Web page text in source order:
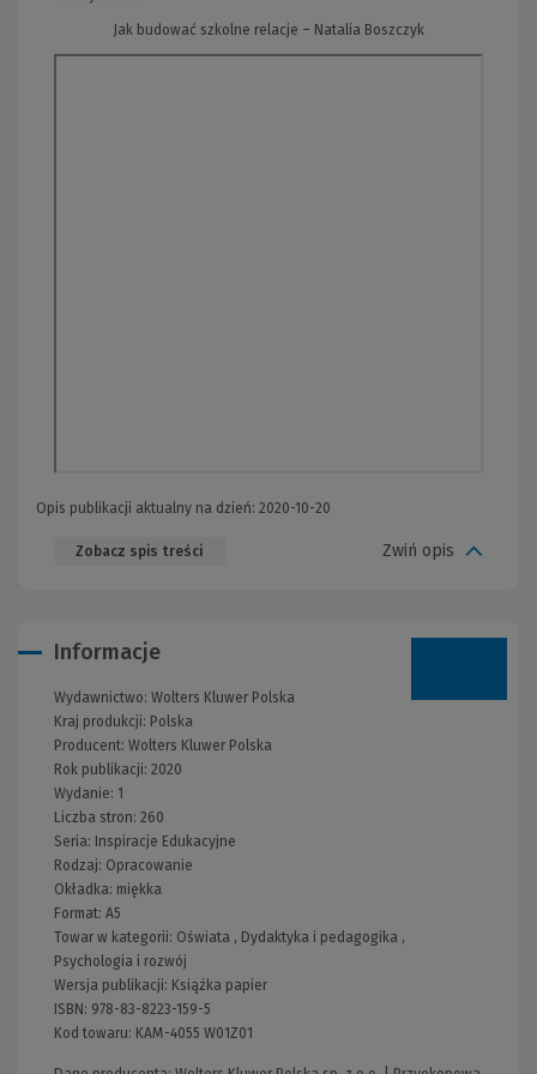
Jak budować szkolne relacje – Natalia Boszczyk
Opis publikacji aktualny na dzień: 2020-10-20
Zobacz spis treści Zwiń opis
Informacje
Wydawnictwo: Wolters Kluwer Polska
Kraj produkcji: Polska
Producent: Wolters Kluwer Polska
Rok publikacji: 2020
Wydanie: 1
Liczba stron: 260
Seria: Inspiracje Edukacyjne
Rodzaj: Opracowanie
Okładka: miękka
Format: A5
Towar w kategorii: Oświata , Dydaktyka i pedagogika ,
Psychologia i rozwój
Wersja publikacji: Książka papier
ISBN: 978-83-8223-159-5
Kod towaru: KAM-4055 W01Z01